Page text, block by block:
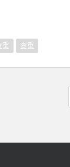
重 查重